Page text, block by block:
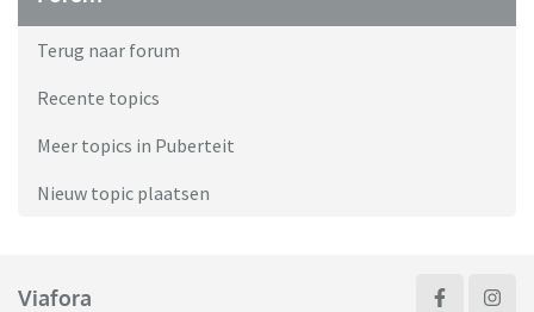
Terug naar forum
Recente topics
Meer topics in Puberteit
Nieuw topic plaatsen
Viafora